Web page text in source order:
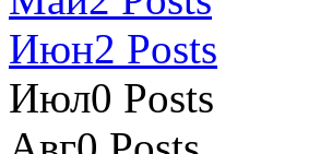
Июн2 Posts
Июл0 Posts